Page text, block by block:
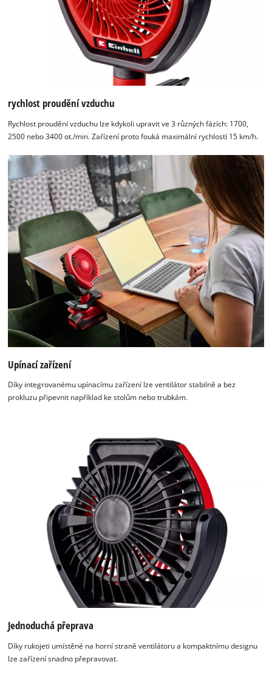
Management
rychlost proudění vzduchu
Rychlost proudění vzduchu lze kdykoli upravit ve 3 různých fázích: 1700,
2500 nebo 3400 ot./min. Zařízení proto fouká maximální rychlostí 15 km/h.
Upínací zařízení
Díky integrovanému upínacímu zařízení lze ventilátor stabilně a bez
prokluzu připevnit například ke stolům nebo trubkám.
Jednoduchá přeprava
Díky rukojeti umístěné na horní straně ventilátoru a kompaktnímu designu
lze zařízení snadno přepravovat.